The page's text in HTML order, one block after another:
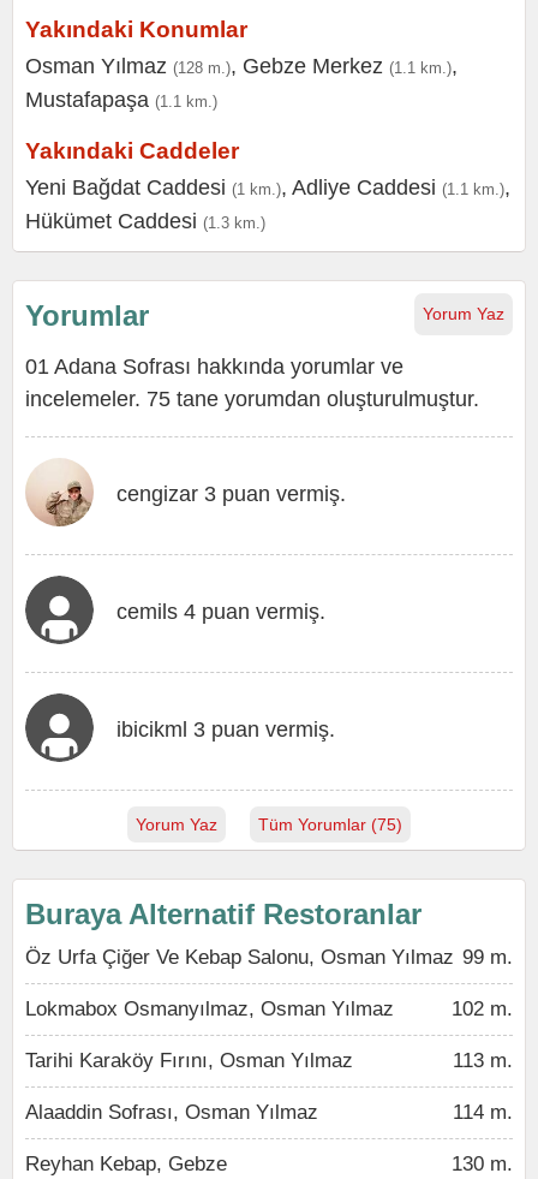
Yakındaki Konumlar
Osman Yılmaz (128 m.), Gebze Merkez (1.1 km.),
Mustafapaşa (1.1 km.)
Yakındaki Caddeler
Yeni Bağdat Caddesi (1 km.), Adliye Caddesi (1.1 km.),
Hükümet Caddesi (1.3 km.)
Yorum Yaz
Yorumlar
01 Adana Sofrası hakkında yorumlar ve
incelemeler. 75 tane yorumdan oluşturulmuştur.
cengizar 3 puan vermiş.
cemils 4 puan vermiş.
ibicikml 3 puan vermiş.
Yorum Yaz Tüm Yorumlar (75)
Buraya Alternatif Restoranlar
Öz Urfa Çiğer Ve Kebap Salonu, Osman Yılmaz 99 m.
Lokmabox Osmanyılmaz, Osman Yılmaz 102 m.
Tarihi Karaköy Fırını, Osman Yılmaz 113 m.
Alaaddin Sofrası, Osman Yılmaz 114 m.
Reyhan Kebap, Gebze 130 m.